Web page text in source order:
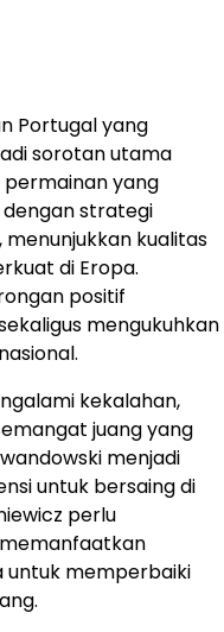
Portugal yang
sorotan utama
yang
dengan strategi
kualitas
di Eropa.
positif
mengukuhkan
kekalahan,
juang yang
menjadi
untuk bersaing di
perlu
memperbaiki